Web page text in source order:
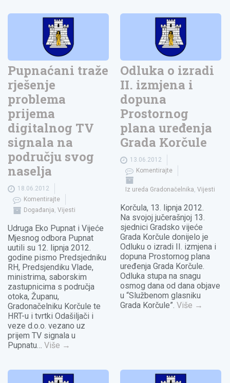
Pupnaćani traže
rješenje
problema
prijema
digitalnog TV
signala na
području svog
naselja
18.06.2012
Komentirajte
Događanja, Vijesti
Udruga Eko Pupnat i Vijeće
Mjesnog odbora Pupnat
uutili su 12. lipnja 2012.
godine pismo Predsjedniku
RH, Predsjendiku Vlade,
ministrima, saborskim
zastupnicima s područja
otoka, Županu,
Gradonačelniku Korčule te
HRT-u i tvrtki Odašiljači i
veze d.o.o. vezano uz
prijem TV signala u
Pupnatu… Više →
Odluka o izradi
II. izmjena i
dopuna
Prostornog
plana uređenja
Grada Korčule
13.06.2012
Komentirajte
Iz ureda Gradonačelnika,Vijesti
Korčula, 13. lipnja 2012.
Na svojoj jučerašnjoj 13.
sjednici Gradsko vijeće
Grada Korčule donijelo je
Odluku o izradi II. izmjena i
dopuna Prostornog plana
uređenja Grada Korčule.
Odluka stupa na snagu
osmog dana od dana objave
u “Službenom glasniku
Grada Korčule”.Više →